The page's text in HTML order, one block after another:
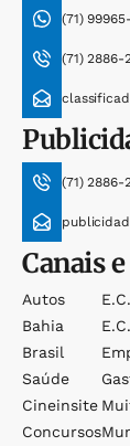
(71)
(71) 2886-
(71) 2886-
Canais
Autos
Bahia
Brasil
Saúde
Cineinsite
Concursos